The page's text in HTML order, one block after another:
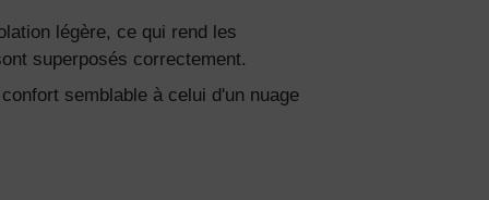
légère, ce qui rend les
superposés correctement.
semblable à celui d'un nuage
de
et